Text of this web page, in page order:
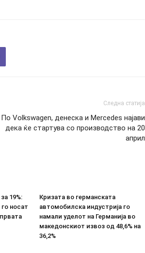
Следна статија
По Volkswagen, денеска и Mercedes најави
дека ќе стартува со производство на 20
април
19%:
носат
Кризата во германската
автомобилска индустрија го
намали уделот на Германија во
македонскиот извоз од 48,6% на
36,2%